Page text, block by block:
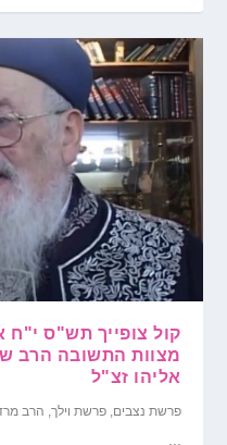
קול צופייך תש"ס י"ח
מצוות התשובה הרב
אליהו זצ"ל
פרשת נצבים ,פרשת וילך הרב